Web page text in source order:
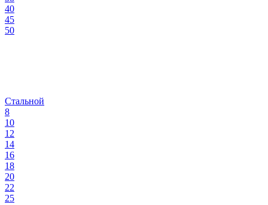
40
45
50
Стальной
8
10
12
14
16
18
20
22
25